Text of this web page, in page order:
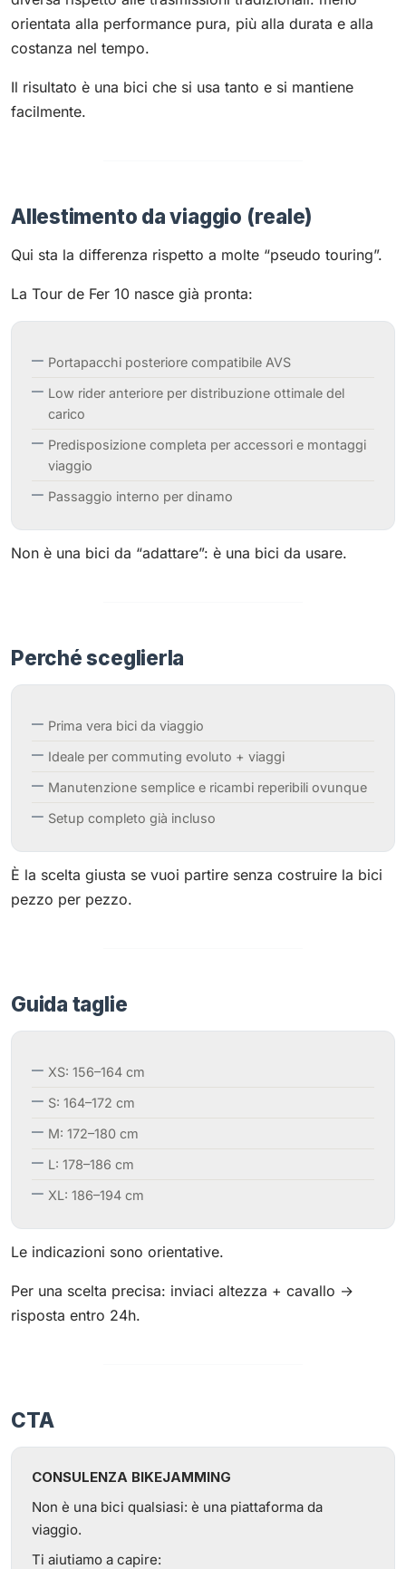
orientata alla performance pura, più alla durata e alla
costanza nel tempo.
Il risultato è una bici che si usa tanto e si mantiene
facilmente.
Allestimento da viaggio (reale)
Qui sta la differenza rispetto a molte “pseudo touring”.
La Tour de Fer 10 nasce già pronta:
Portapacchi posteriore compatibile AVS
Low rider anteriore per distribuzione ottimale del
carico
Predisposizione completa per accessori e montaggi
viaggio
Passaggio interno per dinamo
Non è una bici da “adattare”: è una bici da usare.
Perché sceglierla
Prima vera bici da viaggio
Ideale per commuting evoluto + viaggi
Manutenzione semplice e ricambi reperibili ovunque
Setup completo già incluso
È la scelta giusta se vuoi partire senza costruire la bici
pezzo per pezzo.
Guida taglie
XS: 156–164 cm
S: 164–172 cm
M: 172–180 cm
L: 178–186 cm
XL: 186–194 cm
Le indicazioni sono orientative.
Per una scelta precisa: inviaci altezza + cavallo →
risposta entro 24h.
CTA
CONSULENZA BIKEJAMMING
Non è una bici qualsiasi: è una piattaforma da
viaggio.
Ti aiutiamo a capire: